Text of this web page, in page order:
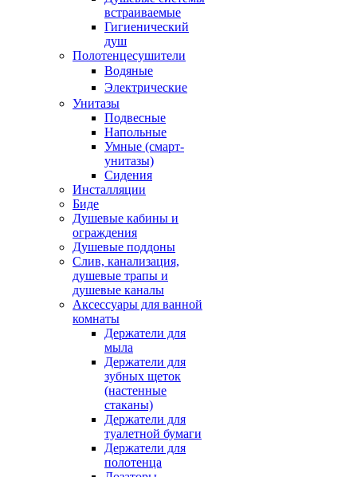
встраиваемые
Гигиенический
душ
Полотенцесушители
ㅤВодяные
ㅤЭлектрические
Унитазы
Подвесные
Напольные
Умные (смарт-
унитазы)
Сидения
Инсталляции
Биде
Душевые кабины и
ограждения
Душевые поддоны
Слив, канализация,
душевые трапы и
душевые каналы
Аксессуары для ванной
комнаты
Держатели для
мыла
Держатели для
зубных щеток
(настенные
стаканы)
Держатели для
туалетной бумаги
Держатели для
полотенца